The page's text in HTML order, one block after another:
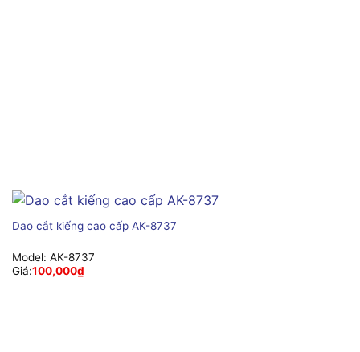
Dao cắt kiếng cao cấp AK-8737
Model: AK-8737
Giá:100,000₫